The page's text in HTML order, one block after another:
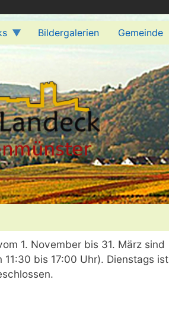
Bildergalerien Gemeinde
1. November bis 31. März sind
bis 17:00 Uhr). Dienstags ist